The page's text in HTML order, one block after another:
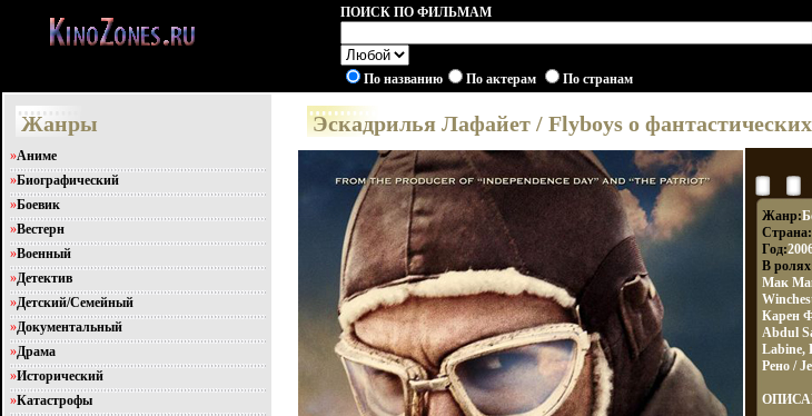
ПОИСК ПО ФИЛЬМАМ
По названию По актерам По странам
Жанры
»Аниме
»Биографический
»Боевик
»Вестерн
»Военный
»Детектив
»Детский/Семейный
»Документальный
»Драма
»Исторический
»Катастрофы
Эскадрилья Лафайет / Flyboys о
Жанр:
Страна:
Год:
В
Мак
Карен
Abdul
Labine,
Рено /